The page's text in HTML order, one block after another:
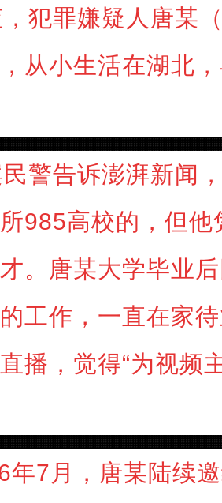
罪嫌疑人唐某（
从小生活在湖北
告诉澎湃新闻，
985高校的，但
。唐某大学毕业
工作，一直在家
播，觉得“为视频
月，唐某陆续邀